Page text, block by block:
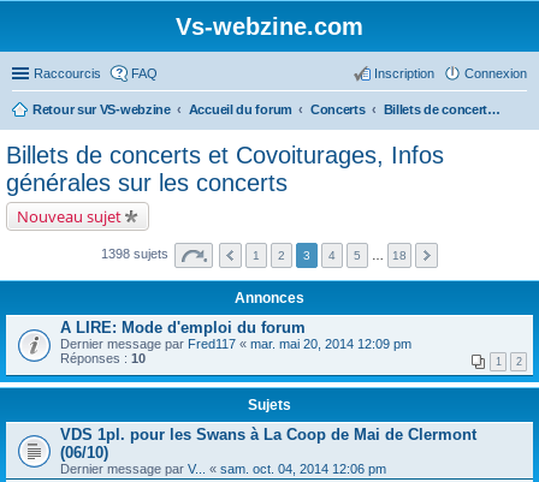
Vs-webzine.com
Raccourcis FAQ Connexion
Inscription
Retour sur VS-webzine Accueil du forum Concerts Billets de concerts et Covoiturages, Infos générales sur les concerts
Billets de concerts et Covoiturages, Infos
générales sur les concerts
Nouveau sujet
1398 sujets 1 2 3 4 5 18
Annonces
A LIRE: Mode d'emploi du forum
Dernier message par Fred117 « mar. mai 20, 2014 12:09 pm
Réponses : 10 1 2
Sujets
VDS 1pl. pour les Swans à La Coop de Mai de Clermont
(06/10)
Dernier message par V... « sam. oct. 04, 2014 12:06 pm